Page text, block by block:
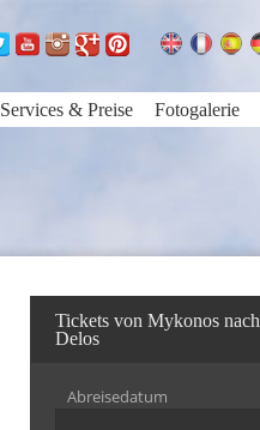
Services & Preise Fotogalerie
Tickets von Mykonos nach
Delos
Abreisedatum